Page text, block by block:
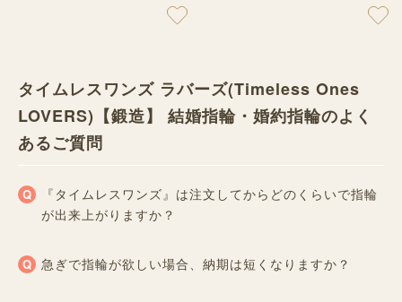
タイムレスワンズ ラバーズ(Timeless Ones
LOVERS)【鍛造】 結婚指輪・婚約指輪のよく
あるご質問
『タイムレスワンズ』は注文してからどのくらいで指輪
が出来上がりますか？
急ぎで指輪が欲しい場合、納期は短くなりますか？